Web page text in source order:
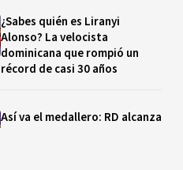
¿Sabes quién es Liranyi
Alonso? La velocista
dominicana que rompió un
récord de casi 30 años
Así va el medallero: RD alcanza